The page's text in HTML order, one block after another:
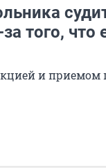
того, что
и